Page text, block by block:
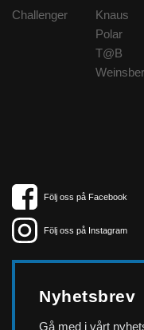
Challenger
Knaus
Polar
T@B
Följ oss på Facebook
Följ oss på Instagram
Nyhetsbrev
Gå med i vårt